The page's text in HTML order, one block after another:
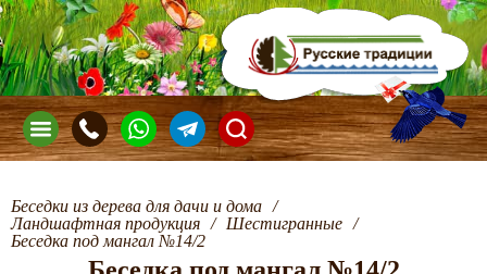
Беседки из дерева для дачи и дома /
Ландшафтная продукция / Шестигранные /
Беседка под мангал №14/2